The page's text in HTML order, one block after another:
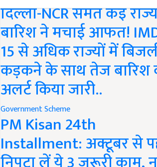
दिल्ली-NCR समेत कई
बारिश ने मचाई आफत!
15 से अधिक राज्यों में
कड़कने के साथ तेज बारिश
अलर्ट किया जारी..
Government Scheme
PM Kisan 24th
Installment: अक्टूबर से